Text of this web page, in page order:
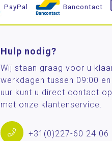
PayPal Bancontact
Hulp nodig?
Wij staan graag voor u
werkdagen tussen 09:00
uur kunt u direct contact
met onze klantenservice.
+31(0)227-60 24 06